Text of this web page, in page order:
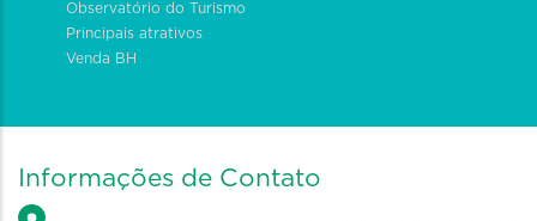
Observatório do Turismo
Principais atrativos
Venda BH
Informações de Contato